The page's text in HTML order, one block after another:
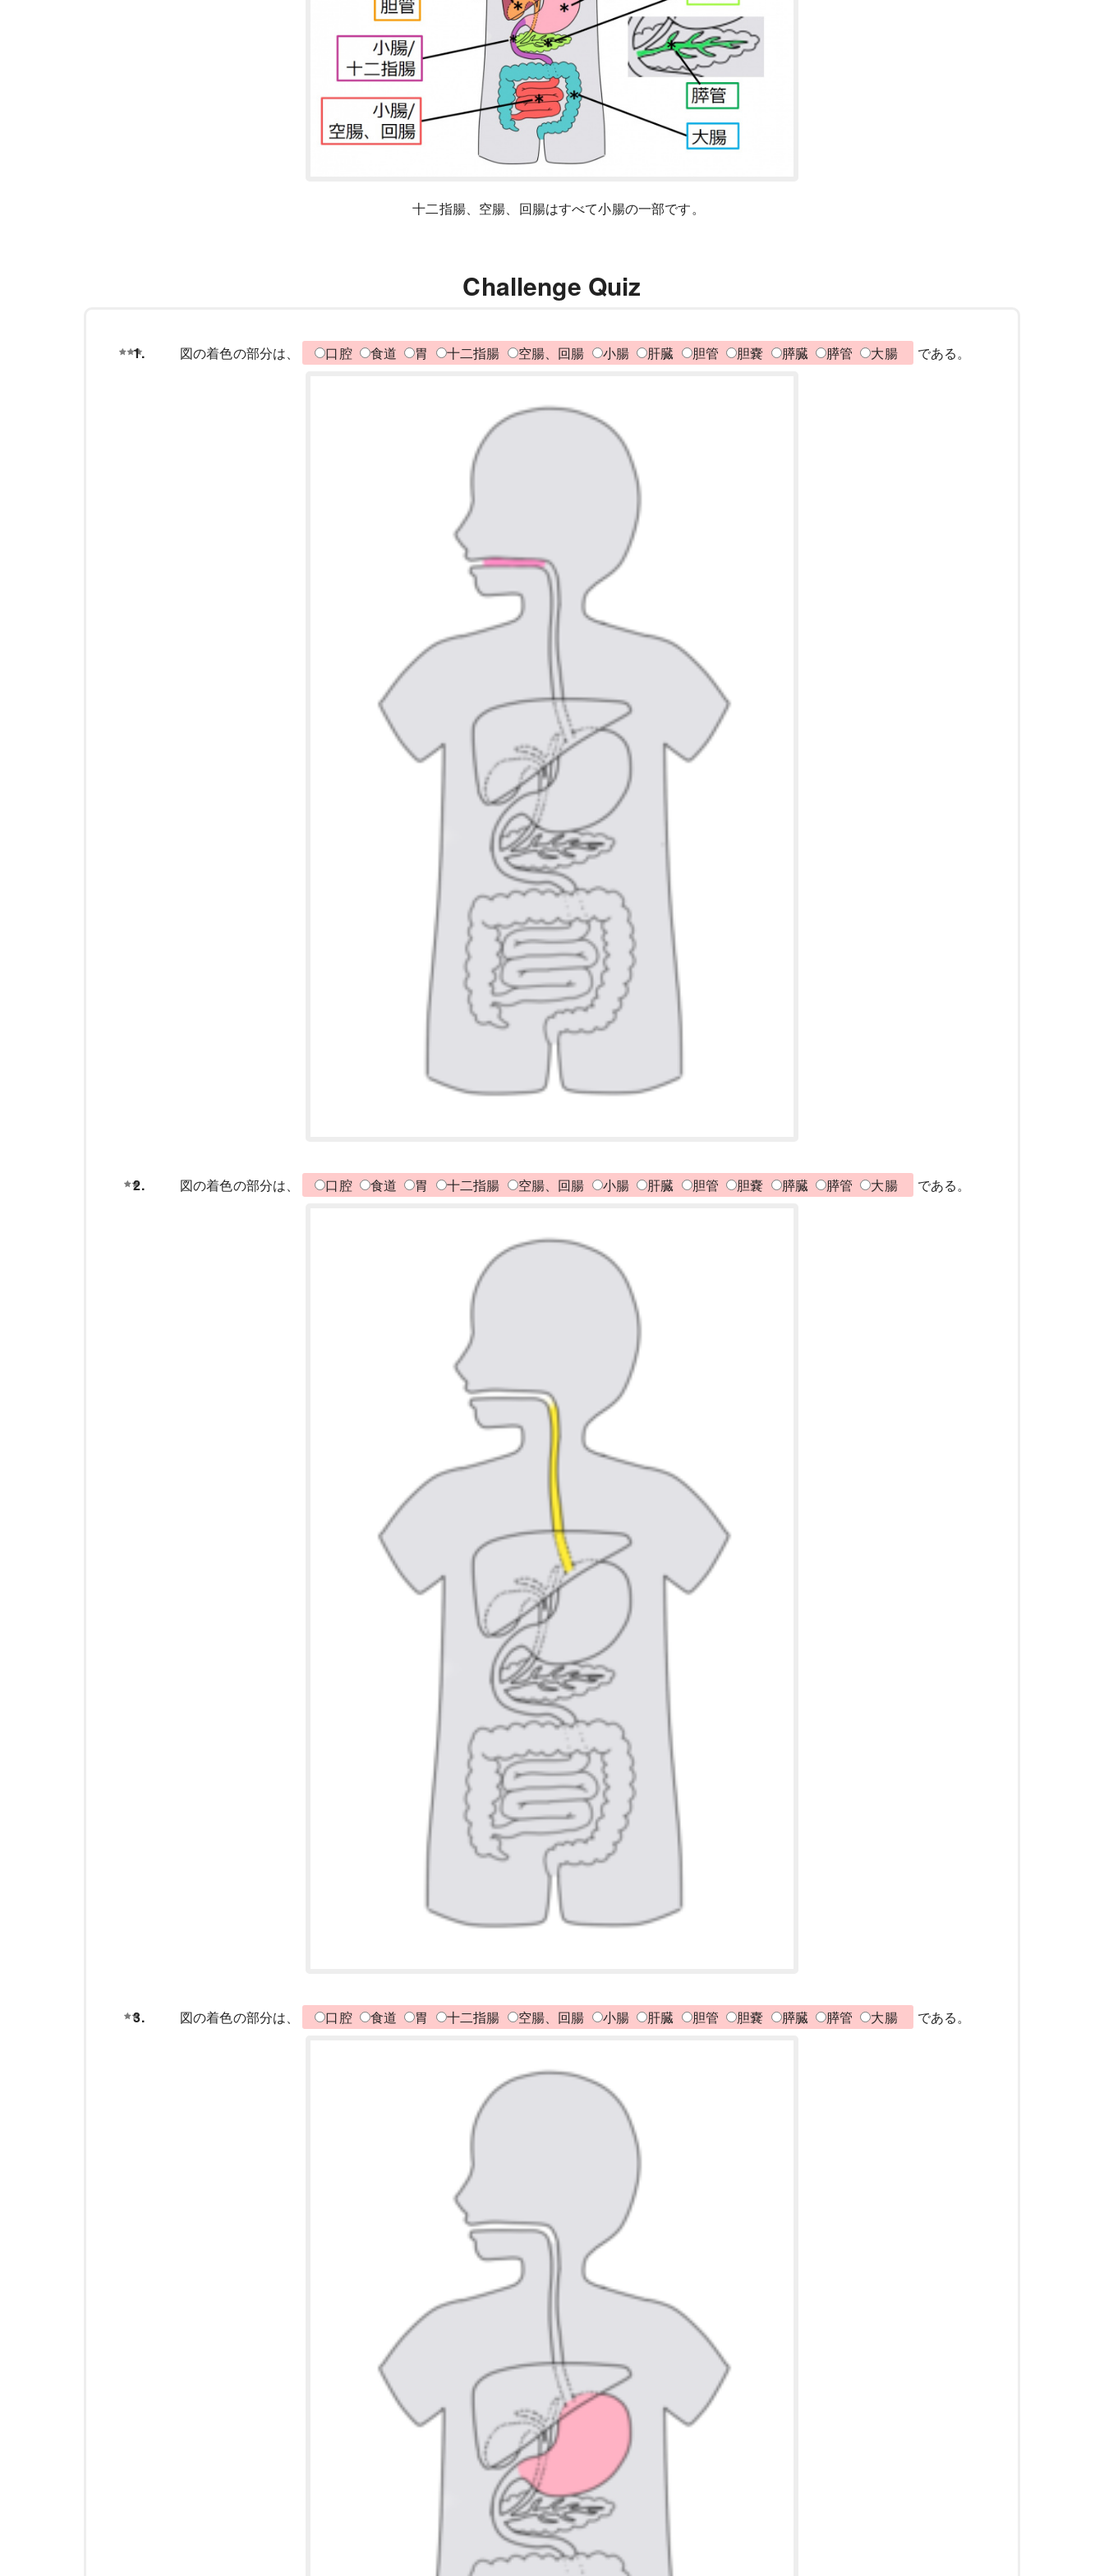
十二指腸、空腸、回腸はすべて小腸の一部です。
Challenge Quiz
1. 図の着色の部分は、 口腔 食道 胃 十二指腸 空腸、回腸 小腸 肝臓 胆管 胆嚢 膵臓 膵管 大腸 である。
2. 図の着色の部分は、 口腔 食道 胃 十二指腸 空腸、回腸 小腸 肝臓 胆管 胆嚢 膵臓 膵管 大腸 である。
3. 図の着色の部分は、 口腔 食道 胃 十二指腸 空腸、回腸 小腸 肝臓 胆管 胆嚢 膵臓 膵管 大腸 である。